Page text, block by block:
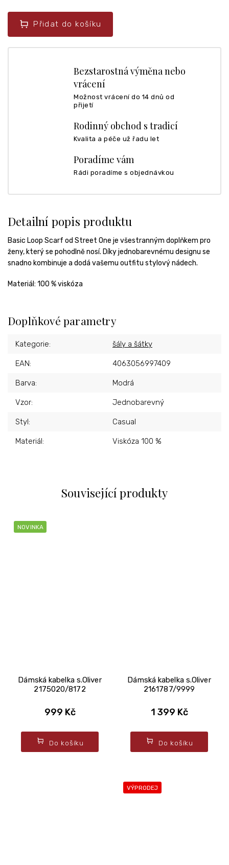
Přidat do košíku
Bezstarostná výměna nebo
vrácení
Možnost vrácení do 14 dnů od
přijetí
Rodinný obchod s tradicí
Kvalita a péče už řadu let
Poradíme vám
Rádi poradíme s objednávkou
Související produkty
NOVINKA
Dámská kabelka s.Oliver
2175020/8172
999 Kč
Do košíku
Dámská kabelka s.Oliver
2161787/9999
1 399 Kč
Do košíku
VÝPRODEJ
Detailní popis produktu
Basic Loop Scarf od Street One je všestranným doplňkem pro
ženy, který se pohodlně nosí. Díky jednobarevnému designu se
snadno kombinuje a dodá vašemu outfitu stylový nádech.
Materiál: 100 % viskóza
Doplňkové parametry
Kategorie: šály a šátky
EAN: 4063056997409
Barva: Modrá
Vzor: Jednobarevný
Styl: Casual
Materiál: Viskóza 100 %